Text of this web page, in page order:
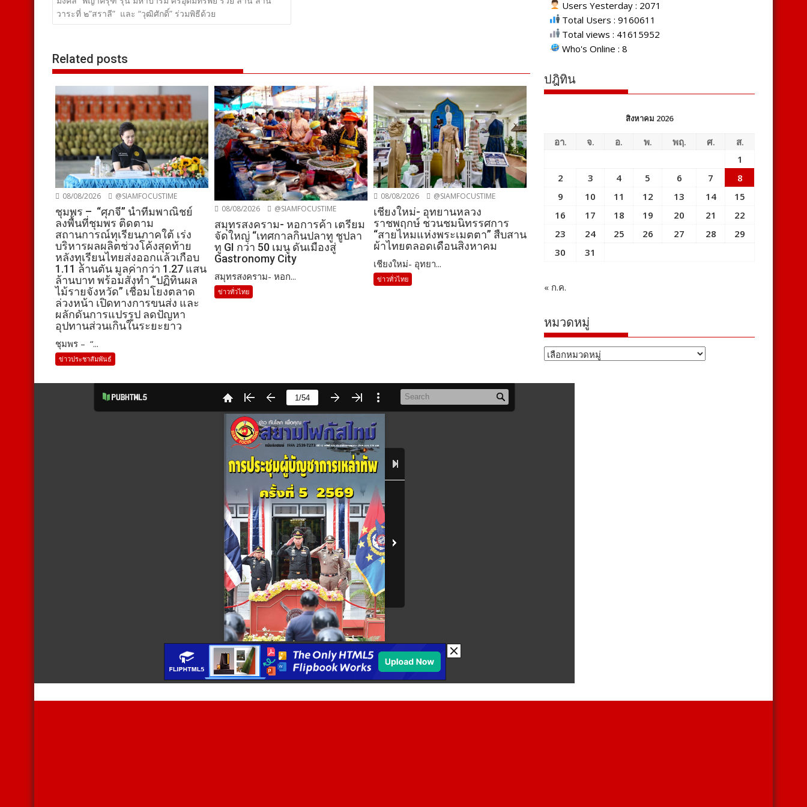
เรื่อง
วาระที่ ๒”สราลี” และ “วุฒิศักดิ์” ร่วมพิธีด้วย
Related posts
08/08/2026 @SIAMFOCUSTIME
ชุมพร – “ศุภจี” นำทีมพาณิชย์
ลงพื้นที่ชุมพร ติดตาม
สถานการณ์ทุเรียนภาคใต้ เร่ง
บริหารผลผลิตช่วงโค้งสุดท้าย
หลังทุเรียนไทยส่งออกแล้วเกือบ
1.11 ล้านตัน มูลค่ากว่า 1.27 แสน
ล้านบาท พร้อมสั่งทำ “ปฏิทินผล
ไม้รายจังหวัด” เชื่อมโยงตลาด
ล่วงหน้า เปิดทางการขนส่ง และ
ผลักดันการแปรรูป ลดปัญหา
อุปทานส่วนเกินในระยะยาว
ชุมพร – “...
ข่าวประชาสัมพันธ์
08/08/2026 @SIAMFOCUSTIME
สมุทรสงคราม- หอการค้า เตรียม
จัดใหญ่ “เทศกาลกินปลาทู ชูปลา
ทู GI กว่า 50 เมนู ดันเมืองสู่
Gastronomy City
สมุทรสงคราม- หอก...
ข่าวทั่วไทย
08/08/2026 @SIAMFOCUSTIME
เชียงใหม่- อุทยานหลวง
ราชพฤกษ์ ชวนชมนิทรรศการ
“สายไหมแห่งพระเมตตา” สืบสาน
ผ้าไทยตลอดเดือนสิงหาคม
เชียงใหม่- อุทยา...
ข่าวทั่วไทย
Users Yesterday : 2071
Total Users : 9160611
Total views : 41615952
Who's Online : 8
ปฎิทิน
สิงหาคม 2026
อา. จ. อ. พ. พฤ. ศ.
ส.
1
2
3 4 5 6 7
8
9
10 11 12 13 14
15
16
17 18 19 20 21
22
23
24 25 26 27 28
29
30
31
« ก.ค.
หมวดหมู่
หมวด